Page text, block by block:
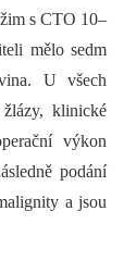
s CTO 10–
mělo sedm
U všech
klinické
výkon
podání
a jsou